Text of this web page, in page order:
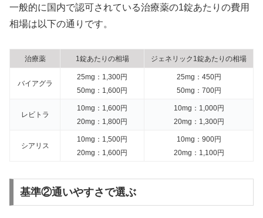
一般的に国内で認可されている治療薬の1錠あたりの費用
相場は以下の通りです。
治療薬 1錠あたりの相場 ジェネリック1錠あたりの相場
バイアグラ
25mg：1,300円
50mg：1,600円
25mg：450円
50mg：700円
レビトラ
10mg：1,600円
20mg：1,800円
10mg：1,000円
20mg：1,300円
シアリス
10mg：1,500円
20mg：1,600円
10mg：900円
20mg：1,100円
基準②通いやすさで選ぶ